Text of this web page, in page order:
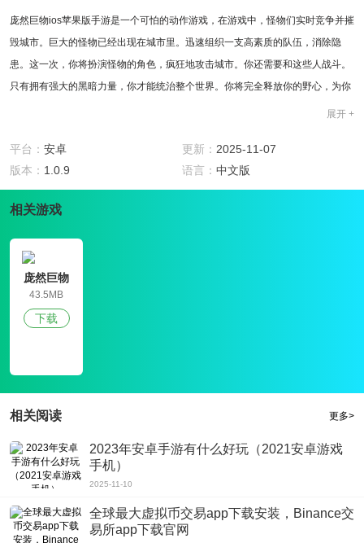
庞然巨物ios苹果版手游是一个可怕的动作游戏，在游戏中，怪物们实时竞争并摧
毁城市。巨大的怪物已经出现在城市里。迅速组织一支高素质的队伍，消除隐
患。这一次，你将扮演怪物的角色，疯狂地攻击城市。你还需要和这些人战斗。
只有拥有强大的黑暗力量，你才能统治整个世界。你将完全释放你的野心，为你
1、穿越世界上许多不同的战场，寻找能摧毁一切的能量;
2、你的出现会给人类带来巨大的威胁，来庞然巨物ios苹果版成为一个强大的统
治者吧;
3、集中所有火力占领这座城市，并通过科技手段研究庞大的军火库。
1、角色是这个游戏的特点。在游戏的这一方面，游戏设计不仅是多样化的;
它们丰富的人物设置;
3、可以说，庞然巨物ios苹果版游戏更明显。总的来说，游戏在这方面很好
展开 +
平台： 安卓 更新： 2025-11-07
版本： 1.0.9 语言： 中文版
相关游戏
庞然巨物
43.5MB
下载
相关阅读 更多>
2023年安卓手游有什么好玩（2021安卓游戏
手机）
2025-11-10
全球最大虚拟币交易app下载安装，Binance交
易所app下载官网